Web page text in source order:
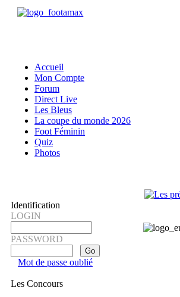
Accueil
Mon Compte
Forum
Direct Live
Les Bleus
La coupe du monde 2026
Foot Féminin
Quiz
Photos
Identification
LOGIN
PASSWORD
Mot de passe oublié
Les Concours